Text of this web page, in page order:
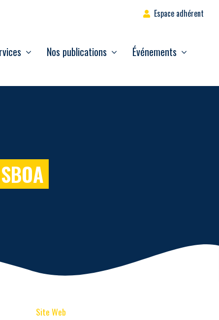
Espace adhérent
Nos publications Événements
Site Web